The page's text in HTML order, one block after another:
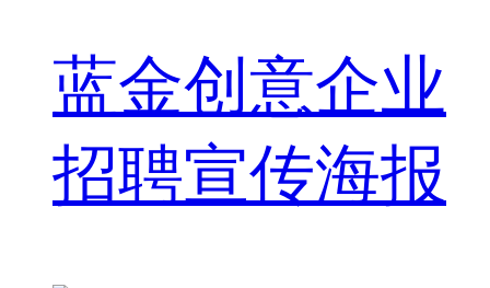
蓝金创意企业
招聘宣传海报